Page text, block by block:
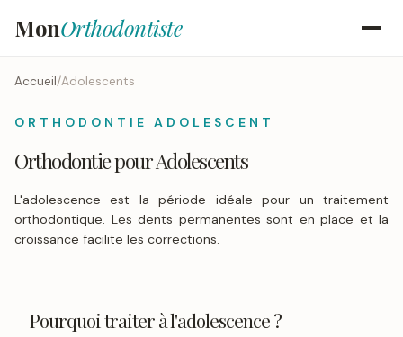
MonOrthodontiste
Accueil/Adolescents
ORTHODONTIE ADOLESCENT
Orthodontie pour Adolescents
L'adolescence est la période idéale pour un traitement
orthodontique. Les dents permanentes sont en place et la
croissance facilite les corrections.
Pourquoi traiter à l'adolescence ?